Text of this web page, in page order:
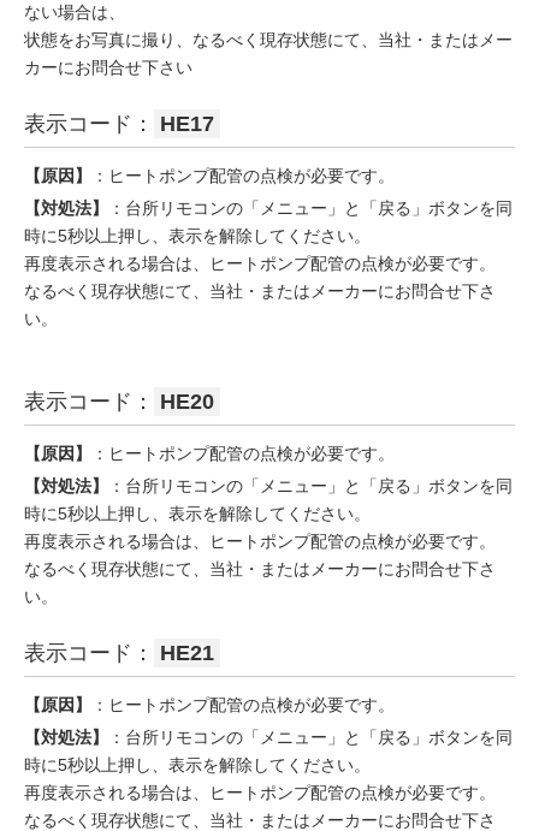
ない場合は、
状態をお写真に撮り、なるべく現存状態にて、当社・またはメー
カーにお問合せ下さい
表示コード： HE17
【原因】
：ヒートポンプ配管の点検が必要です。
【対処法】
：台所リモコンの「メニュー」と「戻る」ボタンを同
時に5秒以上押し、表示を解除してください。
再度表示される場合は、ヒートポンプ配管の点検が必要です。
なるべく現存状態にて、当社・またはメーカーにお問合せ下さ
い。
表示コード： HE20
【原因】
：ヒートポンプ配管の点検が必要です。
【対処法】
：台所リモコンの「メニュー」と「戻る」ボタンを同
時に5秒以上押し、表示を解除してください。
再度表示される場合は、ヒートポンプ配管の点検が必要です。
なるべく現存状態にて、当社・またはメーカーにお問合せ下さ
い。
表示コード： HE21
【原因】
：ヒートポンプ配管の点検が必要です。
【対処法】
：台所リモコンの「メニュー」と「戻る」ボタンを同
時に5秒以上押し、表示を解除してください。
再度表示される場合は、ヒートポンプ配管の点検が必要です。
なるべく現存状態にて、当社・またはメーカーにお問合せ下さ